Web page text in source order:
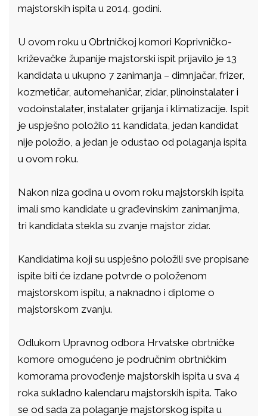
majstorskih ispita u 2014. godini.
U ovom roku u Obrtničkoj komori Koprivničko-
križevačke županije majstorski ispit prijavilo je 13
kandidata u ukupno 7 zanimanja – dimnjačar, frizer,
kozmetičar, automehaničar, zidar, plinoinstalater i
vodoinstalater, instalater grijanja i klimatizacije. Ispit
je uspješno položilo 11 kandidata, jedan kandidat
nije položio, a jedan je odustao od polaganja ispita
u ovom roku.
Nakon niza godina u ovom roku majstorskih ispita
imali smo kandidate u građevinskim zanimanjima,
tri kandidata stekla su zvanje majstor zidar.
Kandidatima koji su uspješno položili sve propisane
ispite biti će izdane potvrde o položenom
majstorskom ispitu, a naknadno i diplome o
majstorskom zvanju.
Odlukom Upravnog odbora Hrvatske obrtničke
komore omogućeno je područnim obrtničkim
komorama provođenje majstorskih ispita u sva 4
roka sukladno kalendaru majstorskih ispita. Tako
se od sada za polaganje majstorskog ispita u